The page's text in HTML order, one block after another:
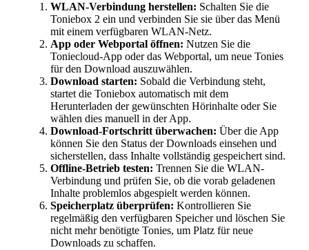
WLAN-Verbindung herstellen: Schalten Sie die
Toniebox 2 ein und verbinden Sie sie über das Menü
mit einem verfügbaren WLAN-Netz.
App oder Webportal öffnen: Nutzen Sie die
Toniecloud-App oder das Webportal, um neue Tonies
für den Download auszuwählen.
Download starten: Sobald die Verbindung steht,
startet die Toniebox automatisch mit dem
Herunterladen der gewünschten Hörinhalte oder Sie
wählen dies manuell in der App.
Download-Fortschritt überwachen: Über die App
können Sie den Status der Downloads einsehen und
sicherstellen, dass Inhalte vollständig gespeichert sind.
Offline-Betrieb testen: Trennen Sie die WLAN-
Verbindung und prüfen Sie, ob die vorab geladenen
Inhalte problemlos abgespielt werden können.
Speicherplatz überprüfen: Kontrollieren Sie
regelmäßig den verfügbaren Speicher und löschen Sie
nicht mehr benötigte Tonies, um Platz für neue
Downloads zu schaffen.